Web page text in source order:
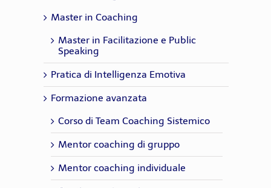
Master in Coaching
Master in Facilitazione e Public
Speaking
Pratica di Intelligenza Emotiva
Formazione avanzata
Corso di Team Coaching Sistemico
Mentor coaching di gruppo
Mentor coaching individuale